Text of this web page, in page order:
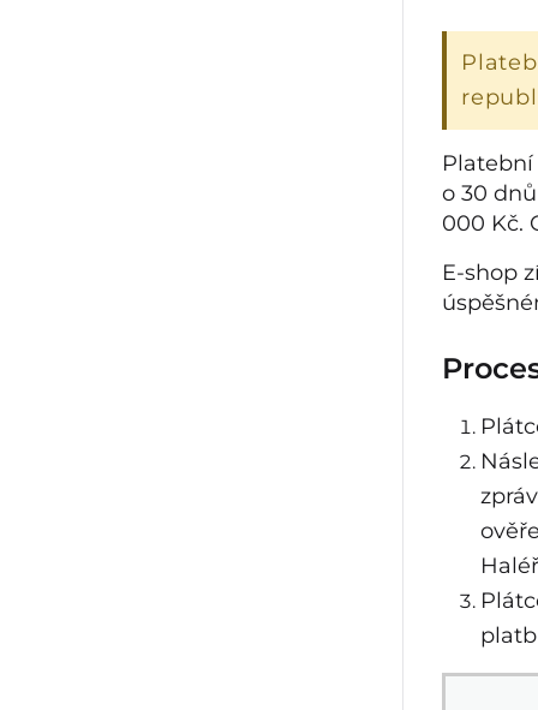
o 30
000 Kč.
E-shop